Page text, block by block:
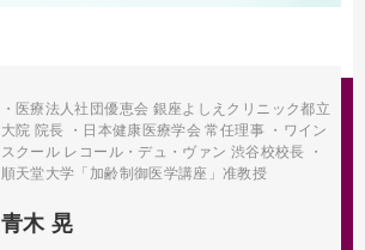
・医療法人社団優恵会 銀座よしえクリニック都立
大院 院長 ・日本健康医療学会 常任理事 ・ワイン
スクール レコール・デュ・ヴァン 渋谷校校長 ・
順天堂大学「加齢制御医学講座」准教授
青木 晃